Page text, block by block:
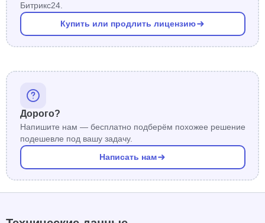
Битрикс24.
Купить или продлить лицензию
Дорого?
Напишите нам — бесплатно подберём похожее решение
подешевле под вашу задачу.
Написать нам